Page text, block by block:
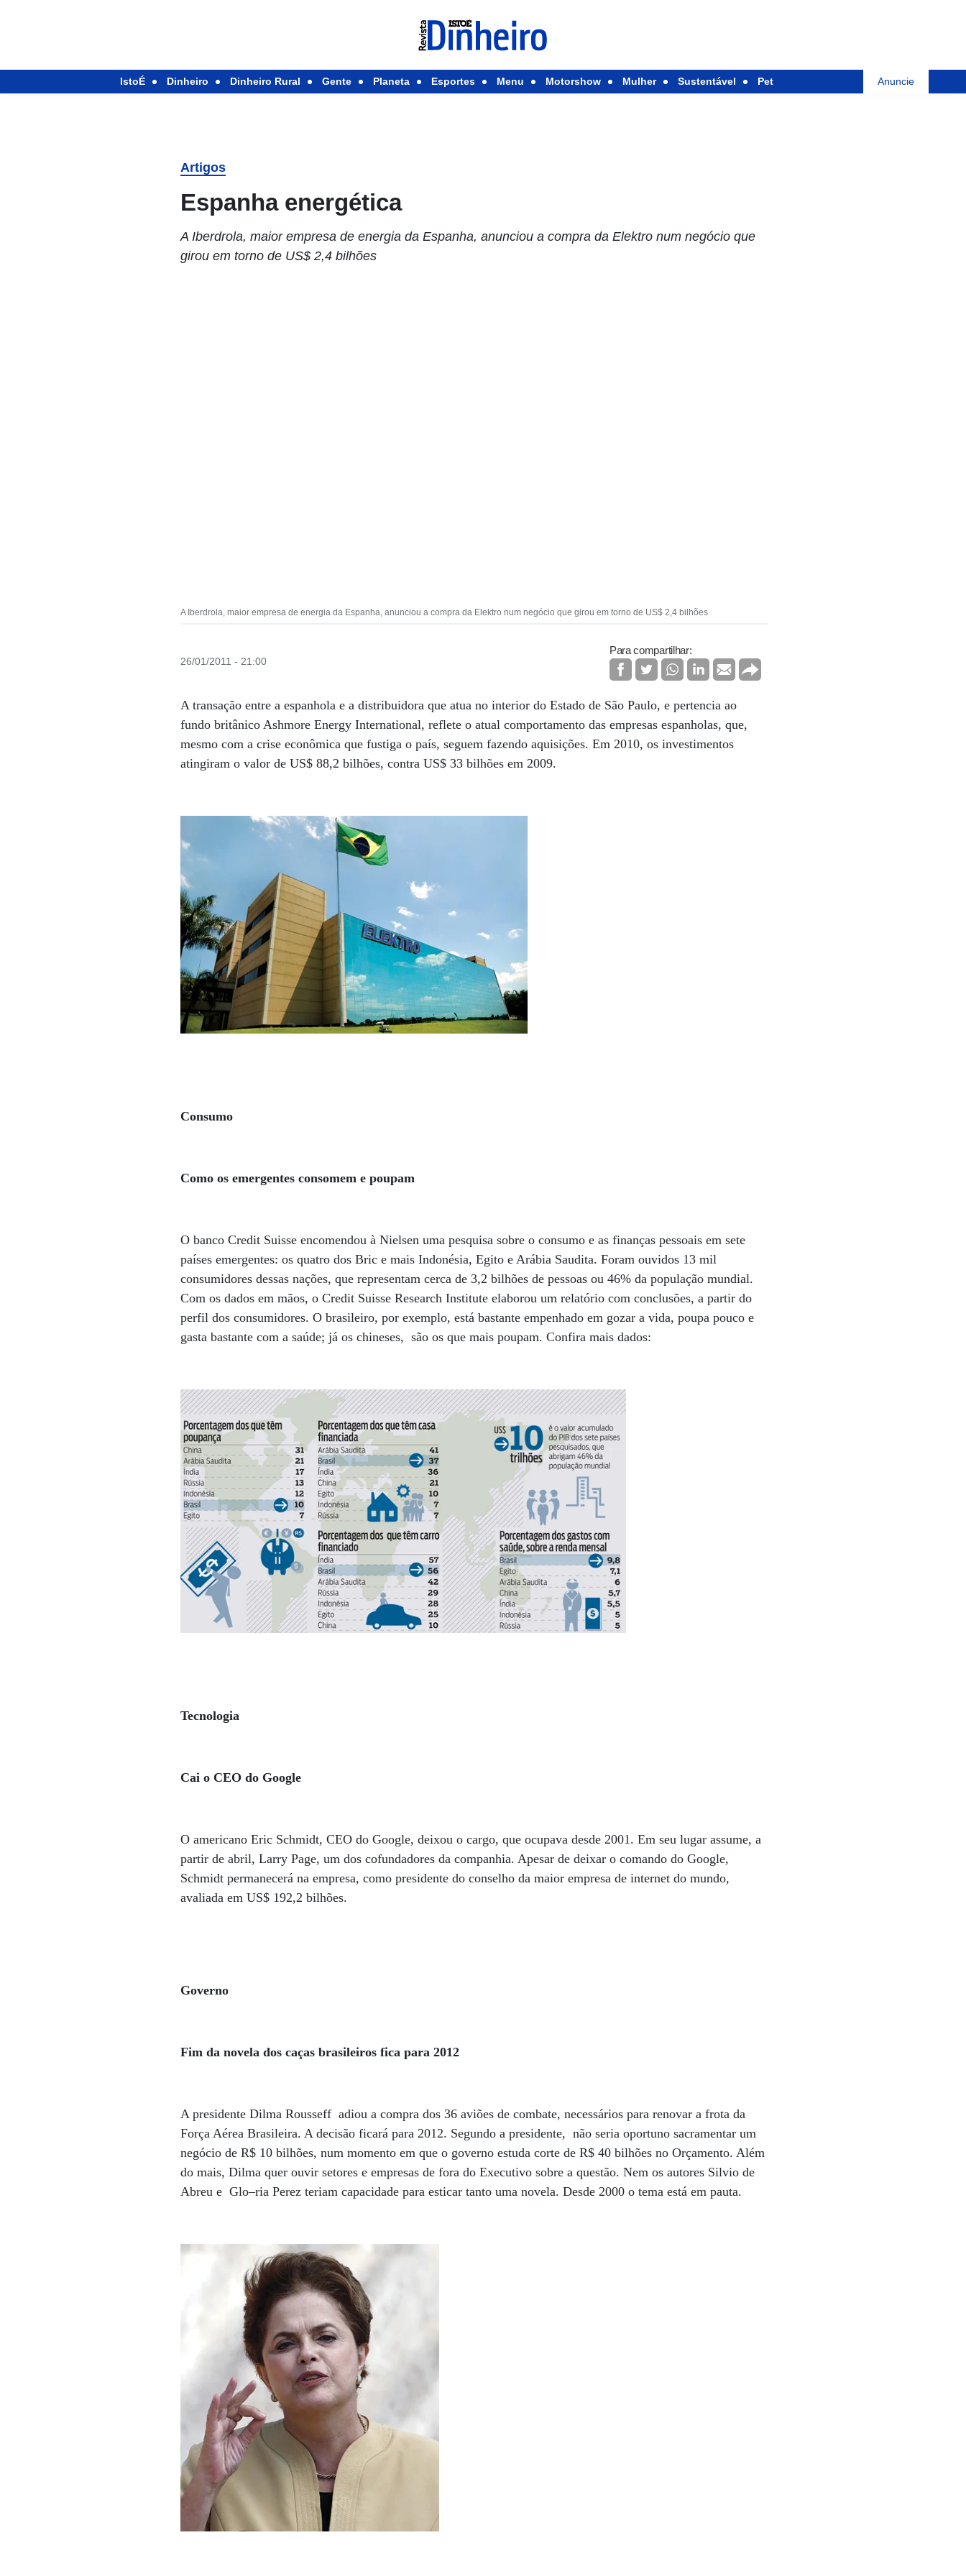
IstoÉ Dinheiro Dinheiro Rural Gente Planeta Esportes Menu Motorshow Mulher Sustentável Pet Anuncie
Artigos
Espanha energética
A Iberdrola, maior empresa de energia da Espanha, anunciou a compra da Elektro num negócio que
girou em torno de US$ 2,4 bilhões
A Iberdrola, maior empresa de energia da Espanha, anunciou a compra da Elektro num negócio que girou em torno de US$ 2,4 bilhões
26/01/2011 - 21:00
Para compartilhar:
A transação entre a espanhola e a distribuidora que atua no interior do Estado de São Paulo, e pertencia ao
fundo britânico Ashmore Energy International, reflete o atual comportamento das empresas espanholas, que,
mesmo com a crise econômica que fustiga o país, seguem fazendo aquisições. Em 2010, os investimentos
atingiram o valor de US$ 88,2 bilhões, contra US$ 33 bilhões em 2009.
Consumo
Como os emergentes consomem e poupam
O banco Credit Suisse encomendou à Nielsen uma pesquisa sobre o consumo e as finanças pessoais em sete
países emergentes: os quatro dos Bric e mais Indonésia, Egito e Arábia Saudita. Foram ouvidos 13 mil
consumidores dessas nações, que representam cerca de 3,2 bilhões de pessoas ou 46% da população mundial.
Com os dados em mãos, o Credit Suisse Research Institute elaborou um relatório com conclusões, a partir do
perfil dos consumidores. O brasileiro, por exemplo, está bastante empenhado em gozar a vida, poupa pouco e
gasta bastante com a saúde; já os chineses, são os que mais poupam. Confira mais dados:
Tecnologia
Cai o CEO do Google
O americano Eric Schmidt, CEO do Google, deixou o cargo, que ocupava desde 2001. Em seu lugar assume, a
partir de abril, Larry Page, um dos cofundadores da companhia. Apesar de deixar o comando do Google,
Schmidt permanecerá na empresa, como presidente do conselho da maior empresa de internet do mundo,
avaliada em US$ 192,2 bilhões.
Governo
Fim da novela dos caças brasileiros fica para 2012
A presidente Dilma Rousseff adiou a compra dos 36 aviões de combate, necessários para renovar a frota da
Força Aérea Brasileira. A decisão ficará para 2012. Segundo a presidente, não seria oportuno sacramentar um
negócio de R$ 10 bilhões, num momento em que o governo estuda corte de R$ 40 bilhões no Orçamento. Além
do mais, Dilma quer ouvir setores e empresas de fora do Executivo sobre a questão. Nem os autores Silvio de
Abreu e Glo–ria Perez teriam capacidade para esticar tanto uma novela. Desde 2000 o tema está em pauta.